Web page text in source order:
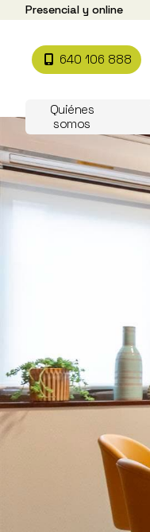
Presencial y online
640 106 888
Quiénes
somos